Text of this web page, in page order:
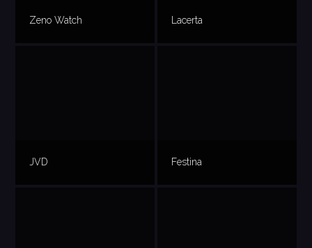
Zeno Watch Lacerta
JVD Festina